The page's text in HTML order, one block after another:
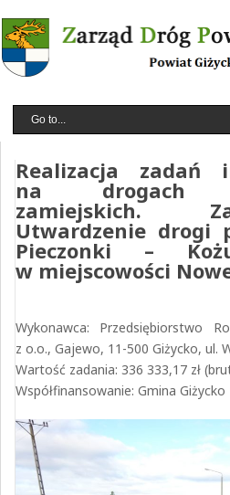
Realizacja zadań
na drogach
zamiejskich.
Utwardzenie drogi
Pieczonki –
w miejscowości
Wykonawca: Przedsiębiorstwo
z o.o., Gajewo, 11-500 Giżycko, ul.
Wartość zadania: 336 333,17 zł
Współfinansowanie: Gmina Giżycko